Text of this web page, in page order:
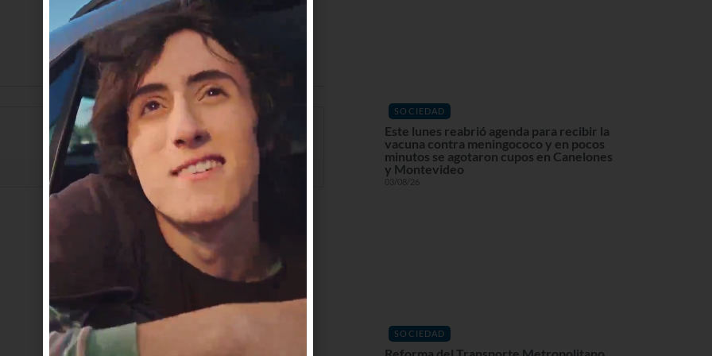
SOCIEDAD
Este lunes reabrió agenda para recibir la
vacuna contra meningococo y en pocos
minutos se agotaron cupos en Canelones
y Montevideo
03/08/26
SOCIEDAD